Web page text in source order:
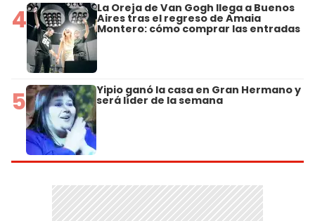
4 La Oreja de Van Gogh llega a Buenos
Aires tras el regreso de Amaia
Montero: cómo comprar las entradas
5 Yipio ganó la casa en Gran Hermano y
será líder de la semana